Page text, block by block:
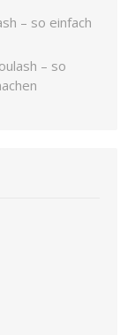
– so einfach
– so